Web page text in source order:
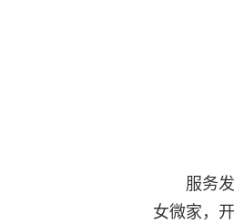
服务
女微家，